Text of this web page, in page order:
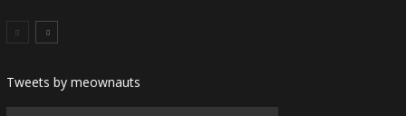
Tweets by meownauts